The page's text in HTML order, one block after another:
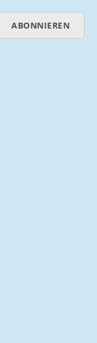
ABONNIEREN